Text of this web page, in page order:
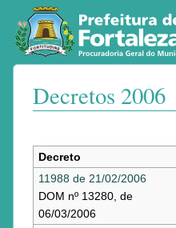
Decretos 2006
Ir para:navegação,
Decreto
11988 de 21/02/2006
DOM nº 13280, de
06/03/2006